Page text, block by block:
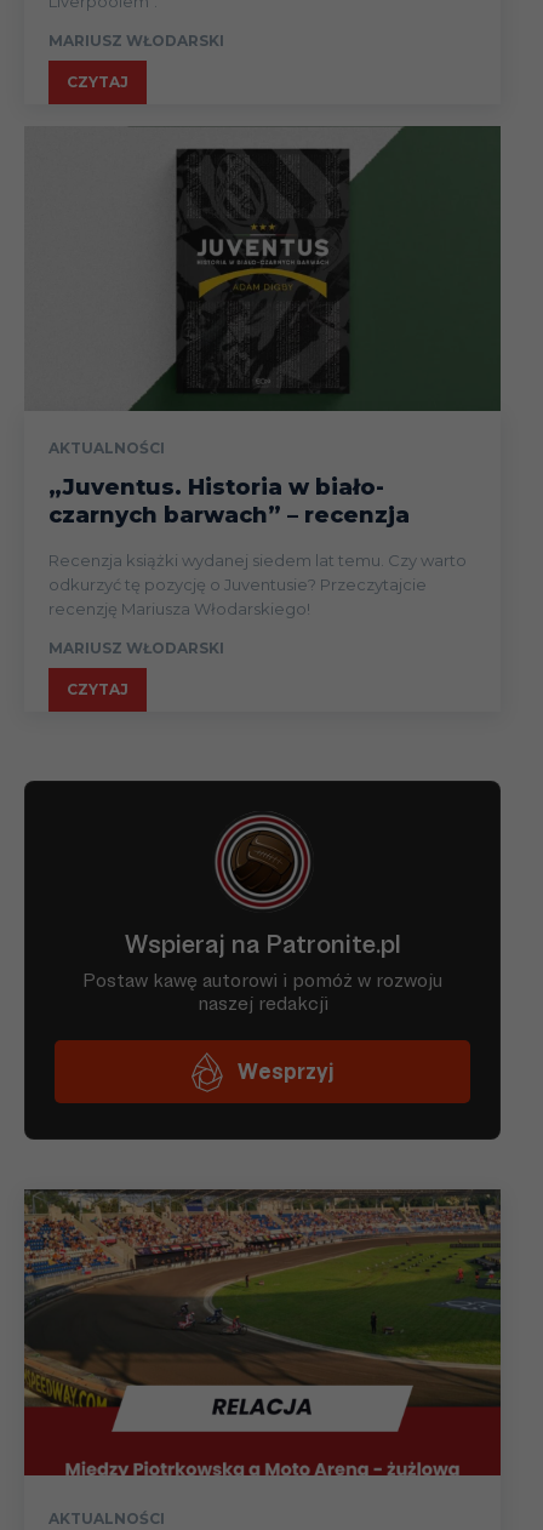
MARIUSZ WŁODARSKI
CZYTAJ
AKTUALNOŚCI
„Juventus. Historia w biało-
czarnych barwach” – recenzja
Recenzja książki wydanej siedem lat temu. Czy warto
odkurzyć tę pozycję o Juventusie? Przeczytajcie
recenzję Mariusza Włodarskiego!
MARIUSZ WŁODARSKI
CZYTAJ
AKTUALNOŚCI